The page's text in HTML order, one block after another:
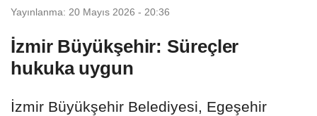
Yayınlanma: 20 Mayıs 2026 - 20:36
İzmir Büyükşehir: Süreçler
hukuka uygun
İzmir Büyükşehir Belediyesi, Egeşehir